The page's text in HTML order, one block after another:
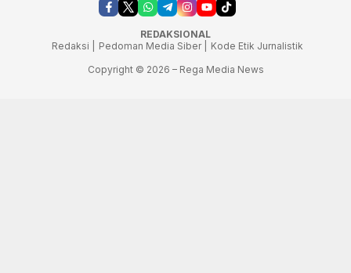
REDAKSIONAL
Redaksi |
Pedoman Media Siber |
Kode Etik Jurnalistik
Copyright © 2026 – Rega Media News